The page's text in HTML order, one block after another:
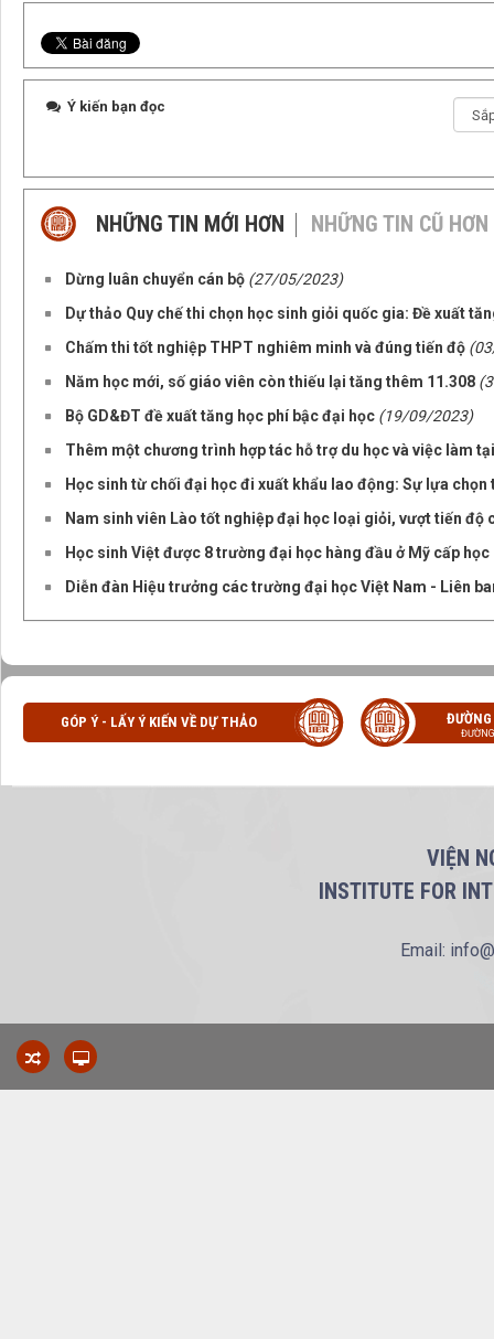
Ý kiến bạn đọc
NHỮNG TIN MỚI HƠN NHỮNG TIN CŨ HƠN
Dừng luân chuyển cán bộ (27/05/2023)
Dự thảo Quy chế thi chọn học sinh giỏi quốc gia: Đề xuất
Chấm thi tốt nghiệp THPT nghiêm minh và đúng tiến độ
Năm học mới, số giáo viên còn thiếu lại tăng thêm 11.308
Bộ GD&ĐT đề xuất tăng học phí bậc đại học (19/09/2023)
Thêm một chương trình hợp tác hỗ trợ du học và việc làm
Học sinh từ chối đại học đi xuất khẩu lao động: Sự lựa chọn
Nam sinh viên Lào tốt nghiệp đại học loại giỏi, vượt tiến độ
Học sinh Việt được 8 trường đại học hàng đầu ở Mỹ cấp học
Diễn đàn Hiệu trưởng các trường đại học Việt Nam - Liên
GÓP Ý - LẤY Ý KIẾN VỀ DỰ THẢO
VIỆN
INSTITUTE FOR
Email: